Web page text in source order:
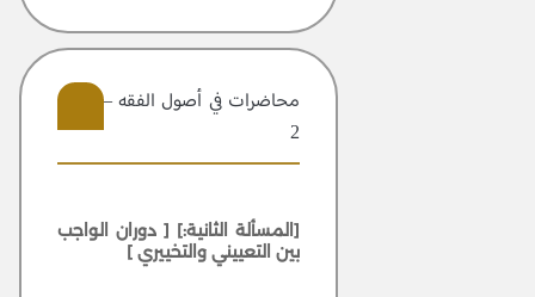
محاضرات في أصول الفقه – مجلد
2
[المسألة الثانية:]
[ دوران الواجب
بين التعييني والتخييري ]